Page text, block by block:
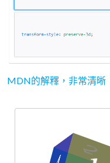
MDN的解釋，非常清晰